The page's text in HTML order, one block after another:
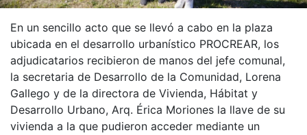
En un sencillo acto que se llevó a cabo en la plaza
ubicada en el desarrollo urbanístico PROCREAR, los
adjudicatarios recibieron de manos del jefe comunal,
la secretaria de Desarrollo de la Comunidad, Lorena
Gallego y de la directora de Vivienda, Hábitat y
Desarrollo Urbano, Arq. Érica Moriones la llave de su
vivienda a la que pudieron acceder mediante un